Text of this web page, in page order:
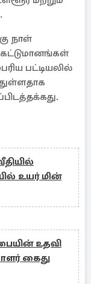
நாள்
கட்டுமானங்கள்
பட்டியலில்
உயர் மின்
உதவி
கைது